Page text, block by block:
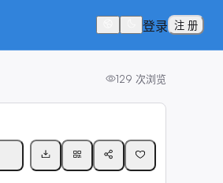
登录 注 册
129 次浏览